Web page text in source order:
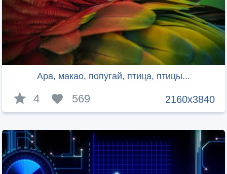
Ара, макао, попугай, птица, птицы...
2160x3840
4 569